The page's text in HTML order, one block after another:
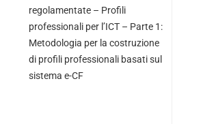
regolamentate – Profili
professionali per l’ICT – Parte 1:
Metodologia per la costruzione
di profili professionali basati sul
sistema e-CF